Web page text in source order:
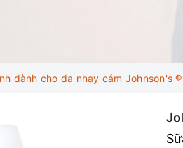
dành cho da nhạy cảm Johnson's